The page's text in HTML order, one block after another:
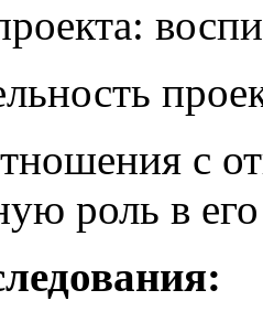
с
роль в